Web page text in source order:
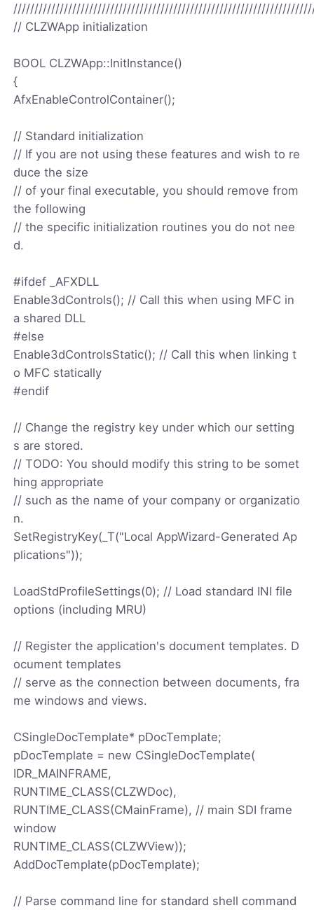
// CLZWApp initialization
BOOL CLZWApp::InitInstance()
{
AfxEnableControlContainer();
// Standard initialization
// If you are not using these features and wish to re
duce the size
// of your final executable, you should remove from
the following
// the specific initialization routines you do not nee
d.
#ifdef _AFXDLL
Enable3dControls(); // Call this when using MFC in
a shared DLL
#else
Enable3dControlsStatic(); // Call this when linking t
o MFC statically
#endif
// Change the registry key under which our setting
s are stored.
// TODO: You should modify this string to be somet
hing appropriate
// such as the name of your company or organizatio
n.
SetRegistryKey(_T("Local AppWizard-Generated Ap
plications"));
LoadStdProfileSettings(0); // Load standard INI file
options (including MRU)
// Register the application's document templates. D
ocument templates
// serve as the connection between documents, fra
me windows and views.
CSingleDocTemplate* pDocTemplate;
pDocTemplate = new CSingleDocTemplate(
IDR_MAINFRAME,
RUNTIME_CLASS(CLZWDoc),
RUNTIME_CLASS(CMainFrame), // main SDI frame
window
RUNTIME_CLASS(CLZWView));
AddDocTemplate(pDocTemplate);
// Parse command line for standard shell command